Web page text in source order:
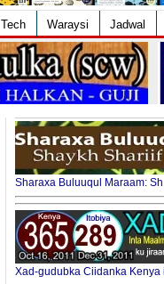
Tech Waraysi Jadwal
Sharaxa Buluuqul Maraam:
Xad-gudubka Ciidanka Kenya